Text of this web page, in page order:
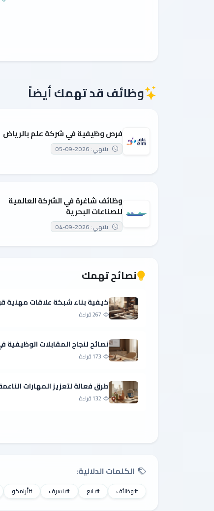
وظائف قد تهمك أيضاً
فرص وظيفية في شركة علم بالرياض
ينتهي: 2026-09-05
وظائف شاغرة في الشركة العالمية
للصناعات البحرية
ينتهي: 2026-09-04
نصائح تهمك
كيفية بناء شبكة علاقات مهنية
267 قراءة
نصائح لنجاح المقابلات
173 قراءة
طرق فعالة لتعزيز المهارات
132 قراءة
الكلمات الدلالية:
#وظائف #ينبع #ياسرف #أرامكو